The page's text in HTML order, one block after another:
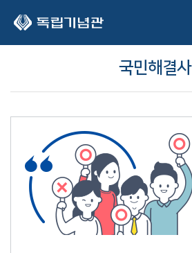
국민해결사